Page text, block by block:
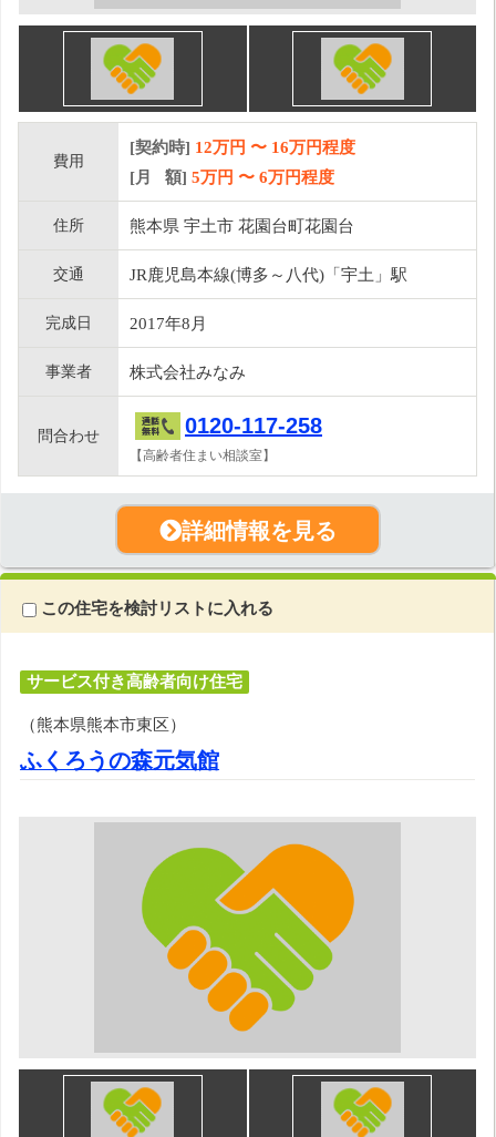
費用
[契約時] 12万円 〜 16万円程度
[月 額] 5万円 〜 6万円程度
住所 熊本県 宇土市 花園台町花園台
交通 JR鹿児島本線(博多～八代)「宇土」駅
完成日 2017年8月
事業者 株式会社みなみ
問合わせ 0120-117-258
【高齢者住まい相談室】
詳細情報を見る
この住宅を検討リストに入れる
サービス付き高齢者向け住宅
（熊本県熊本市東区）
ふくろうの森元気館